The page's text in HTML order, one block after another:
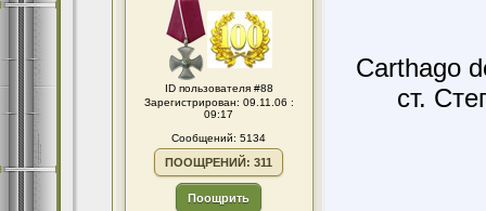
ID пользователя #88
Зарегистрирован: 09.11.06 :
09:17
Сообщений: 5134
ПООЩРЕНИЙ: 311
Поощрить
Carthago
ст.